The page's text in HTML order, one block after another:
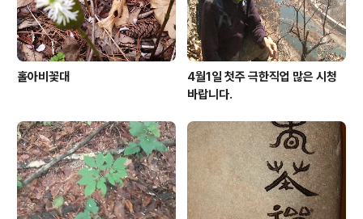
홀아비꽃대
4월1일 첫주 극한직업 많은 시청
바랍니다.